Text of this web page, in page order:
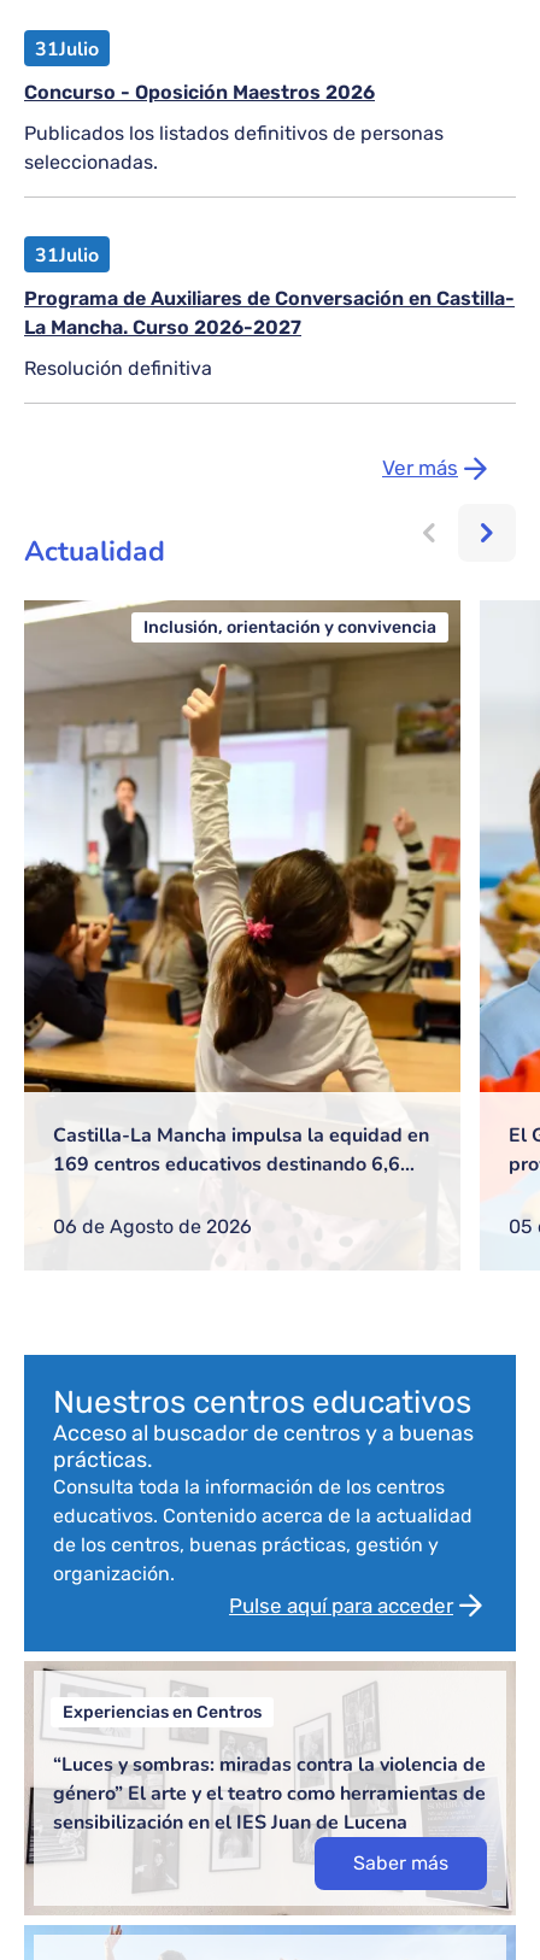
31Julio
Concurso - Oposición Maestros 2026
Publicados los listados definitivos de personas
seleccionadas.
31Julio
Programa de Auxiliares de Conversación en Castilla-
La Mancha. Curso 2026-2027
Resolución definitiva
Ver más
Actualidad
Inclusión, orientación y convivencia
Castilla-La Mancha impulsa la equidad en
169 centros educativos destinando 6,6
escolar
06 de Agosto de 2026
El
05
Nuestros centros educativos
Acceso al buscador de centros y a buenas
prácticas.
Consulta toda la información de los centros
educativos. Contenido acerca de la actualidad
de los centros, buenas prácticas, gestión y
organización.
Pulse aquí para acceder
Experiencias en Centros
“Luces y sombras: miradas contra la violencia de
género” El arte y el teatro como herramientas de
sensibilización en el IES Juan de Lucena
Saber más